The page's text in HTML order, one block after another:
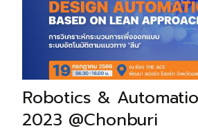
Robotics &
2023 @Chonburi